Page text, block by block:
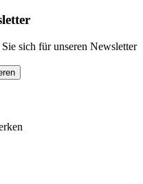
sich für unseren Newsletter